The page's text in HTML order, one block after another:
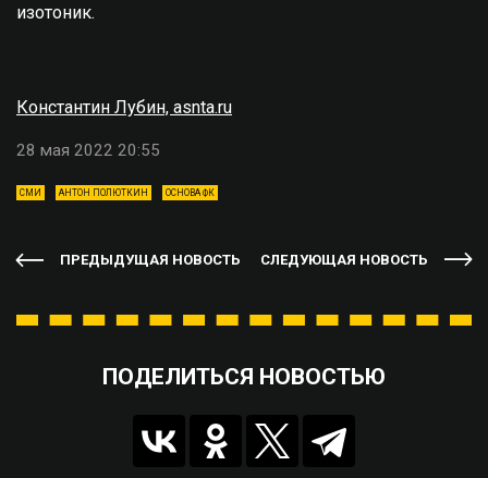
изотоник.
Константин Лубин, asnta.ru
28 мая 2022 20:55
СМИ АНТОН ПОЛЮТКИН ОСНОВА ФК
ПРЕДЫДУЩАЯ НОВОСТЬ СЛЕДУЮЩАЯ НОВОСТЬ
ПОДЕЛИТЬСЯ НОВОСТЬЮ